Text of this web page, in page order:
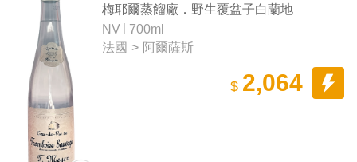
梅耶爾蒸餾廠．野生覆盆子白蘭地
NV
700ml
法國 > 阿爾薩斯
$ 2,064